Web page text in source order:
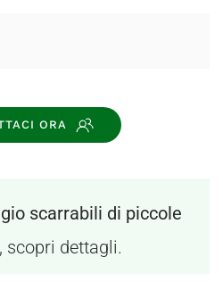
ORA
scarrabili di piccole
, scopri dettagli.